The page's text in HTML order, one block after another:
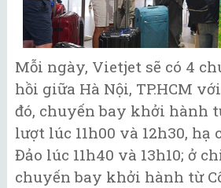
Mỗi ngày, Vietjet sẽ có 4
hồi giữa Hà Nội, TP.HCM
đó, chuyến bay khởi hành
lượt lúc 11h00 và 12h30, hạ
Đảo lúc 11h40 và 13h10; ở
chuyến bay khởi hành từ